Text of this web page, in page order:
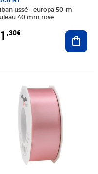
panier
tissé - europa 50-m-
40 mm rose
,30€